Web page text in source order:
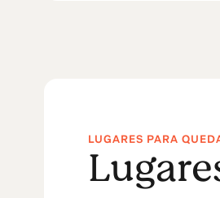
LUGARES PARA